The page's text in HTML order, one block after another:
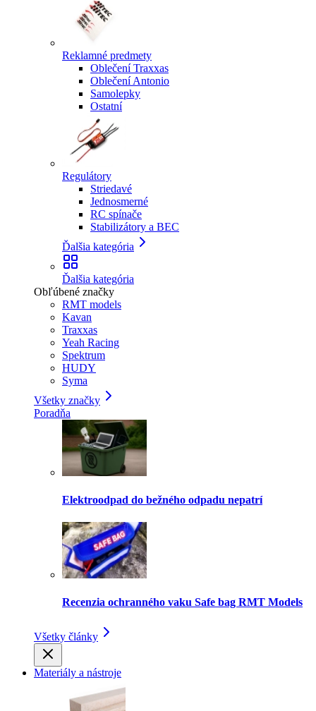
Reklamné predmety
Oblečení Traxxas
Oblečení Antonio
Samolepky
Ostatní
Regulátory
Striedavé
Jednosmerné
RC spínače
Stabilizátory a BEC
Ďalšia kategória
Ďalšia kategória
Obľúbené značky
RMT models
Kavan
Traxxas
Yeah Racing
Spektrum
HUDY
Syma
Všetky značky
Poradňa
Elektroodpad do bežného odpadu nepatrí
Recenzia ochranného vaku Safe bag RMT Models
Všetky články
Materiály a nástroje